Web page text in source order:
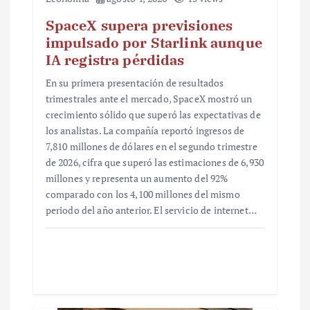
SpaceX supera previsiones
impulsado por Starlink aunque
IA registra pérdidas
En su primera presentación de resultados
trimestrales ante el mercado, SpaceX mostró un
crecimiento sólido que superó las expectativas de
los analistas. La compañía reportó ingresos de
7,810 millones de dólares en el segundo trimestre
de 2026, cifra que superó las estimaciones de 6,930
millones y representa un aumento del 92%
comparado con los 4,100 millones del mismo
periodo del año anterior. El servicio de internet…